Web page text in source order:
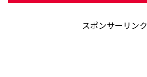
スポンサーリンク